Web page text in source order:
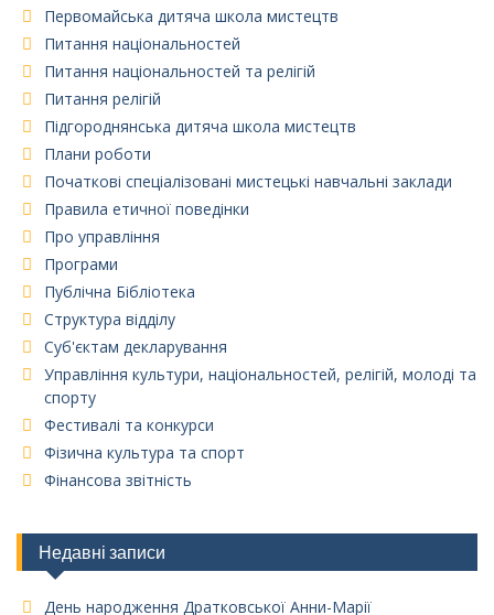
Первомайська дитяча школа мистецтв
Питання національностей
Питання національностей та релігій
Питання релігій
Підгороднянська дитяча школа мистецтв
Плани роботи
Початкові спеціалізовані мистецькі навчальні заклади
Правила етичної поведінки
Про управління
Програми
Публічна Бібліотека
Структура відділу
Суб'єктам декларування
Управління культури, національностей, релігій, молоді та
спорту
Фестивалі та конкурси
Фізична культура та спорт
Фінансова звітність
Недавні записи
День народження Дратковської Анни-Марії